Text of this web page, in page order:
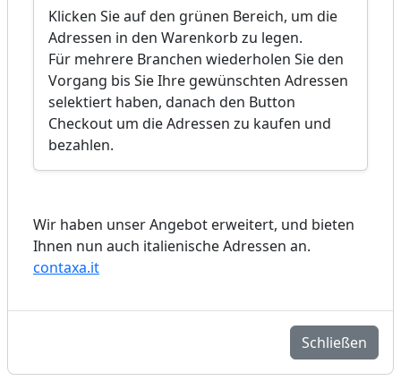
Klicken Sie auf den grünen Bereich, um die
Adressen in den Warenkorb zu legen.
Für mehrere Branchen wiederholen Sie den
Vorgang bis Sie Ihre gewünschten Adressen
selektiert haben, danach den Button
Checkout um die Adressen zu kaufen und
bezahlen.
Wir haben unser Angebot erweitert, und bieten
Ihnen nun auch italienische Adressen an.
contaxa.it
Schließen